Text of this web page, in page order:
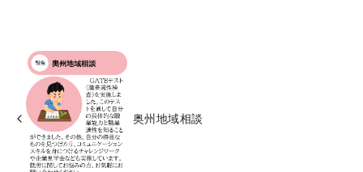
奥州地域相談